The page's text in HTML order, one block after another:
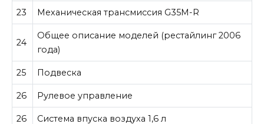
23 Механическая трансмиссия G35M-R
24
Общее описание моделей (рестайлинг 2006
года)
25 Подвеска
26 Рулевое управление
26 Система впуска воздуха 1,6 л